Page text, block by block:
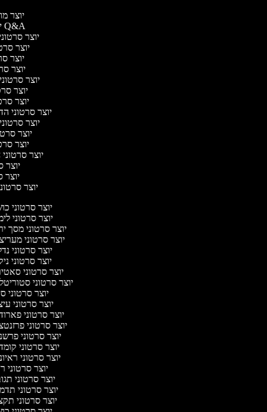
יוצר
יוצר סרטוני Q&A
יוצר
יוצר
יוצר
יוצר
יוצר
יוצר
יוצר
יוצר סרטוני
יוצר
יוצר
יוצר
יוצר
יוצר
יוצר
יוצר
יוצר סרטוני
יוצר סרטוני
יוצר סרטוני מסך
יוצר סרטוני
יוצר סרטוני
יוצר סרטוני
יוצר סרטוני
יוצר סרטוני
יוצר סרטוני
יוצר סרטוני
יוצר סרטוני
יוצר סרטוני
יוצר סרטוני
יוצר סרטוני
יוצר סרטוני
יוצר סרטוני
יוצר סרטוני
יוצר סרטוני
יוצר סרטוני